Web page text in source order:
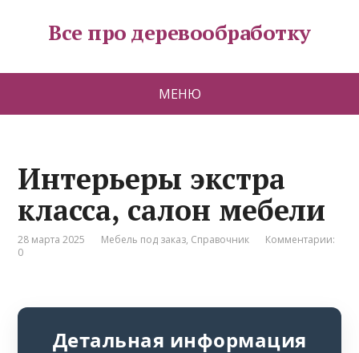
Все про деревообработку
МЕНЮ
Интерьеры экстра
класса, салон мебели
28 марта 2025 Мебель под заказ, Справочник
Комментарии:
0
Детальная информация